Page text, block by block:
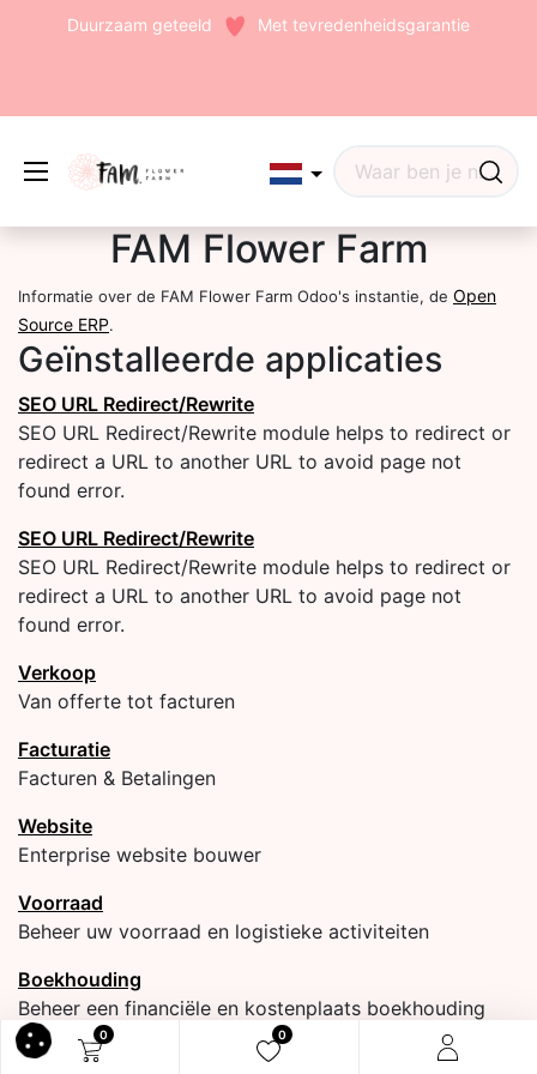
0 0
Duurzaam geteeld Met tevredenheidsgarantie
(242)
Edit widget
FAM Flower Farm
Informatie over de FAM Flower Farm Odoo's instantie, de Open
Source ERP.
Geïnstalleerde applicaties
SEO URL Redirect/Rewrite
SEO URL Redirect/Rewrite module helps to redirect or
redirect a URL to another URL to avoid page not
found error.
SEO URL Redirect/Rewrite
SEO URL Redirect/Rewrite module helps to redirect or
redirect a URL to another URL to avoid page not
found error.
Verkoop
Van offerte tot facturen
Facturatie
Facturen & Betalingen
Website
Enterprise website bouwer
Voorraad
Beheer uw voorraad en logistieke activiteiten
Boekhouding
Beheer een financiële en kostenplaats boekhouding
Inkoop